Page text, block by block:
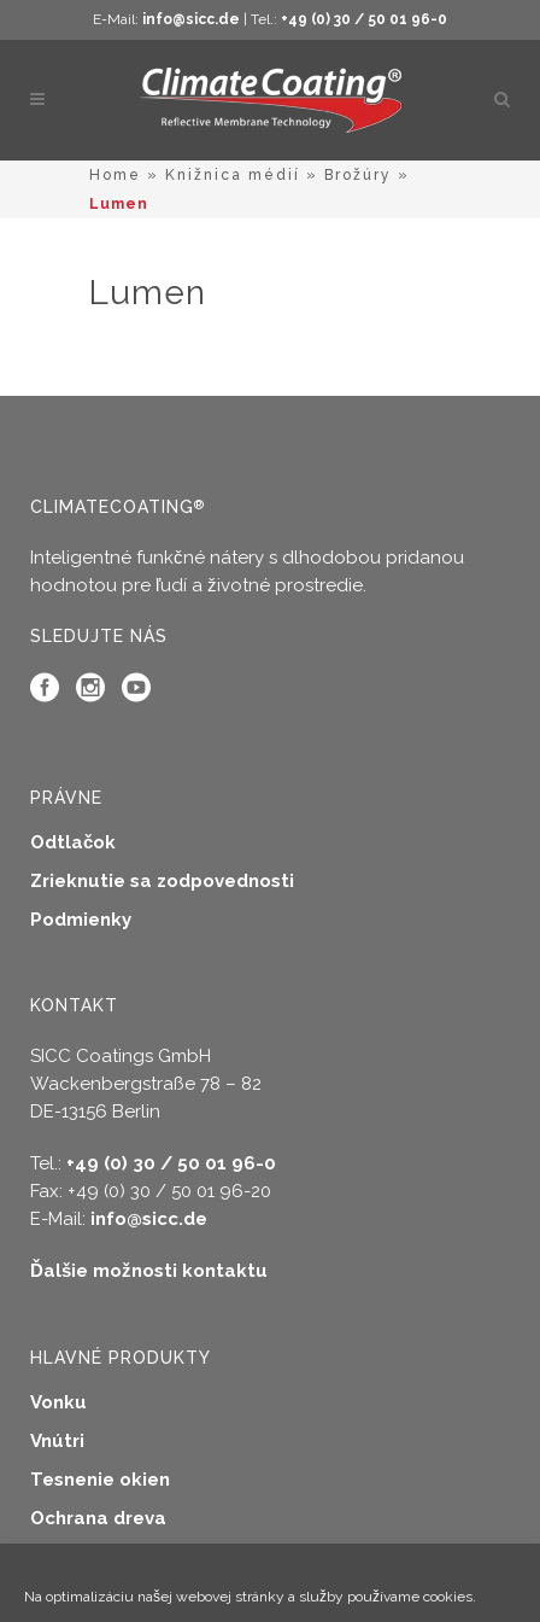
Na optimalizáciu našej webovej stránky a služby používame cookies.
E-Mail: info@sicc.de | Tel.: +49 (0) 30 / 50 01 96-0
Home » Knižnica médií » Brožúry
»
Lumen
Lumen
CLIMATECOATING®
Inteligentné funkčné nátery s dlhodobou pridanou
hodnotou pre ľudí a životné prostredie.
SLEDUJTE NÁS
PRÁVNE
Odtlačok
Zrieknutie sa zodpovednosti
Podmienky
KONTAKT
SICC Coatings GmbH
Wackenbergstraße 78 – 82
DE-13156 Berlin
Tel.: +49 (0) 30 / 50 01 96-0
Fax: +49 (0) 30 / 50 01 96-20
E-Mail: info@sicc.de
Ďalšie možnosti kontaktu
HLAVNÉ PRODUKTY
Vonku
Vnútri
Tesnenie okien
Ochrana dreva
Doplnkové produkty